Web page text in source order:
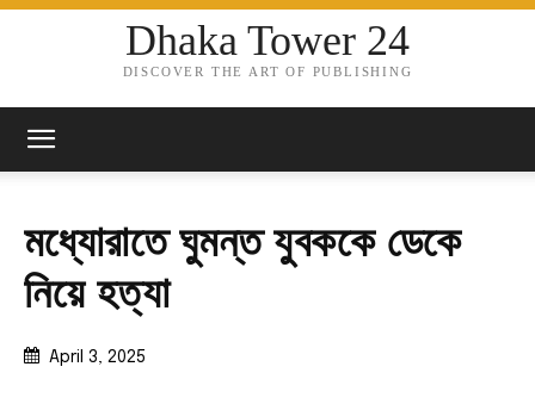
Dhaka Tower 24
DISCOVER THE ART OF PUBLISHING
মধ্যোরাতে ঘুমন্ত যুবককে ডেকে
নিয়ে হত্যা
April 3, 2025